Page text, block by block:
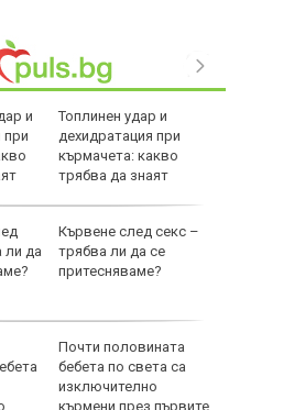
Топлинен удар и
дехидратация при
кърмачета: какво
трябва да знаят
Кървене след секс –
трябва ли да се
притесняваме?
Почти половината
бебета по света са
изключително
кърмени през първите